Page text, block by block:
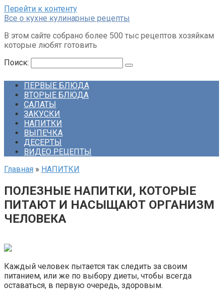
Перейти к контенту
Все о кухне кулинарные рецепты
В этом сайте собрано более 500 тыс рецептов хозяйкам
которые любят готовить
Поиск:
ПЕРВЫЕ БЛЮДА
ВТОРЫЕ БЛЮДА
САЛАТЫ
ЗАКУСКИ
НАПИТКИ
ВЫПЕЧКА
ДЕСЕРТЫ
ВИДЕО РЕЦЕПТЫ
Главная » НАПИТКИ
ПОЛЕЗНЫЕ НАПИТКИ, КОТОРЫЕ
ПИТАЮТ И НАСЫЩАЮТ ОРГАНИЗМ
ЧЕЛОВЕКА
Каждый человек пытается так следить за своим
питанием, или же по выбору диеты, чтобы всегда
оставаться, в первую очередь, здоровым.